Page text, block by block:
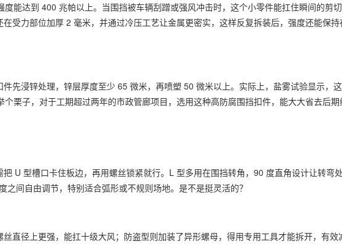
能达到 400 兆帕以上。当围挡被车辆刮蹭或强风冲击时，这个小零件能扛住瞬间的剪
受力部位加厚 2 毫米，并通过冷压工艺让金属更密实，这样反复拆装后，强度还能保持
先浸锌处理，锌层厚度至少 65 微米，再喷塑 50 微米以上。实际上，盐雾试验显示，
栗子，对于工期超过两年的市政管廊项目，选用这种高防腐围挡扣件，能大大省去后期
U 型槽口卡住板边，再用螺丝锁紧就行。L 型多用在围挡转角，90 度直角设计让转弯
间自由调节，特别适合弧形或不规则场地。是不是挺灵活的？
直径上更强，能扛十级大风；防盗型则加装了异形螺母，得用专用工具才能拆开，有效